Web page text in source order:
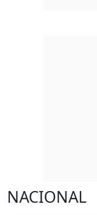
NACIONAL